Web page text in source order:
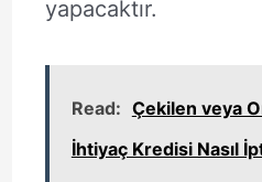
yapacaktır.
Read: Çekilen veya
İhtiyaç Kredisi Nasıl